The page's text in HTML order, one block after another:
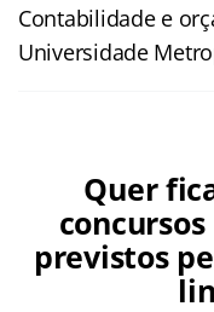
Contabilidade e
Universidade
Quer
previstos